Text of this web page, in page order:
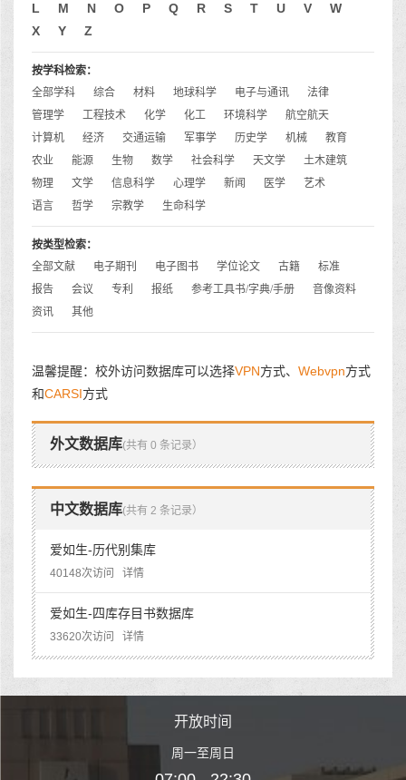
L
M N O P Q R S T U V
W
X
Y Z
按学科检索：
全部学科
综合 材料 地球科学 电子与通讯
法律
管理学
工程技术 化学 化工 环境科学
航空航天
计算机
经济 交通运输 军事学 历史学 机械
教育
农业
能源 生物 数学 社会科学 天文学
土木建筑
物理
文学 信息科学 心理学 新闻 医学
艺术
语言
哲学 宗教学 生命科学
按类型检索：
全部文献
电子期刊 电子图书 学位论文 古籍
标准
报告
会议 专利 报纸 参考工具书/字典/手册
音像资料
资讯
其他
温馨提醒：校外访问数据库可以选择VPN方式、 Webvpn方式
和CARSI方式
外文数据库(共有 0 条记录）
中文数据库(共有 2 条记录）
爱如生-历代别集库
40148次访问 详情
爱如生-四库存目书数据库
33620次访问 详情
开放时间
周一至周日